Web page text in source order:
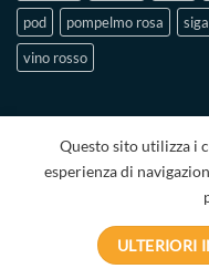
pod
pompelmo rosa
vino rosso
Copyright 2026 ©
Questo sito utilizza i
esperienza di
ULTERIORI